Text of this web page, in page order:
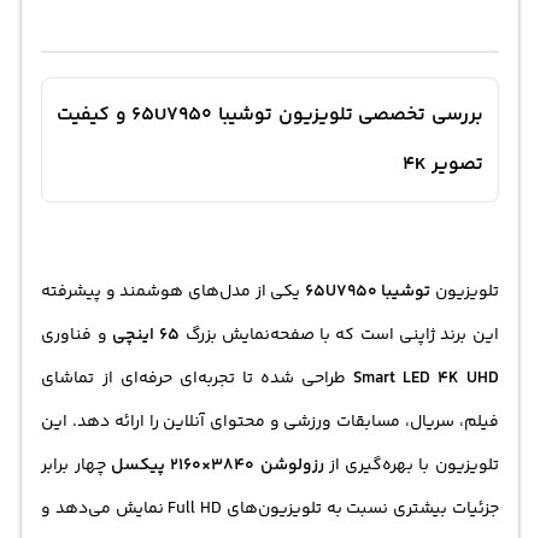
بررسی تخصصی تلویزیون توشیبا 65U7950 و کیفیت
تصویر 4K
تلویزیون توشیبا 65U7950
یکی از مدل‌های هوشمند و پیشرفته
این برند ژاپنی است که با صفحه‌نمایش بزرگ 65 اینچی
و فناوری
Smart LED 4K UHDطراحی شده تا تجربه‌ای حرفه‌ای از تماشای
فیلم، سریال، مسابقات ورزشی و محتوای آنلاین را ارائه دهد. این
تلویزیون با بهره‌گیری ازرزولوشن 3840×2160 پیکسل
چهار برابر
جزئیات بیشتری نسبت به تلویزیون‌های Full HD نمایش می‌دهد و